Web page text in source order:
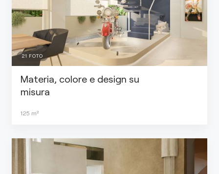
21 FOTO
Materia, colore e design su
misura
125 m²